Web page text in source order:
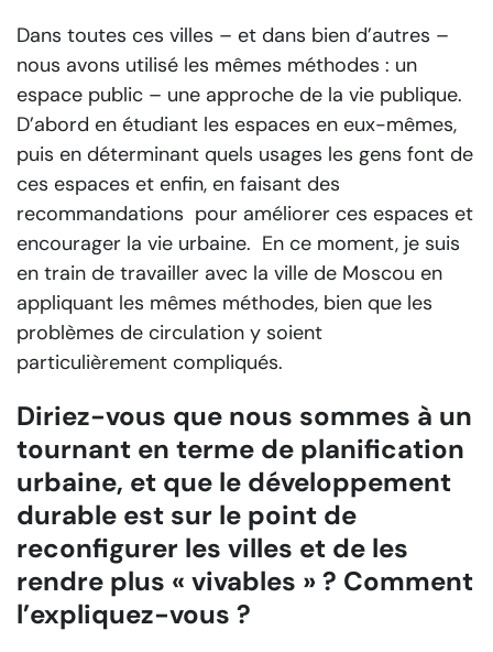
Dans toutes ces villes – et dans bien d’autres –
nous avons utilisé les mêmes méthodes : un
espace public – une approche de la vie publique.
D’abord en étudiant les espaces en eux-mêmes,
puis en déterminant quels usages les gens font de
ces espaces et enfin, en faisant des
recommandations pour améliorer ces espaces et
encourager la vie urbaine. En ce moment, je suis
en train de travailler avec la ville de Moscou en
appliquant les mêmes méthodes, bien que les
problèmes de circulation y soient
particulièrement compliqués.
Diriez-vous que nous sommes à un
tournant en terme de planification
urbaine, et que le développement
durable est sur le point de
reconfigurer les villes et de les
rendre plus « vivables » ? Comment
l’expliquez-vous ?